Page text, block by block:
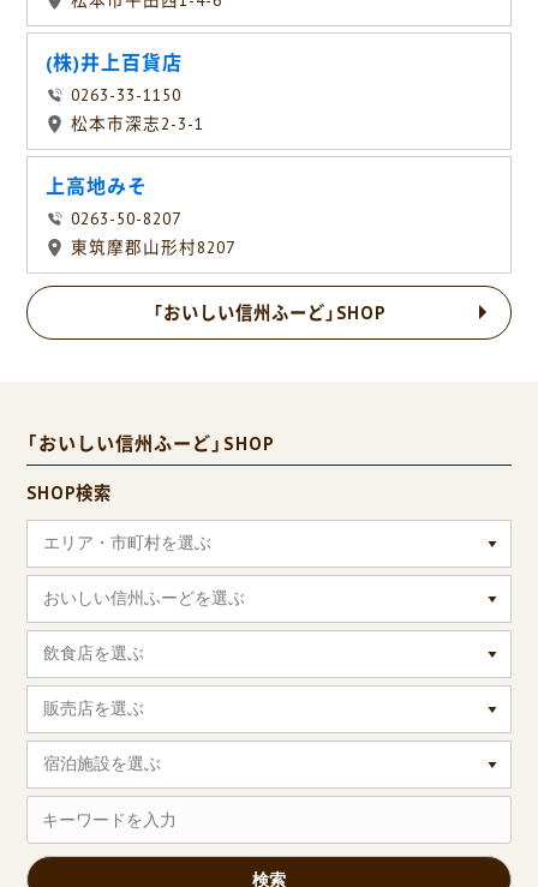
(株)井上百貨店
0263-33-1150
松本市深志2-3-1
上高地みそ
0263-50-8207
東筑摩郡山形村8207
「おいしい信州ふーど」SHOP
「おいしい信州ふーど」SHOP
SHOP検索
エリア・市町村を選ぶ
おいしい信州ふーどを選ぶ
飲食店を選ぶ
販売店を選ぶ
宿泊施設を選ぶ